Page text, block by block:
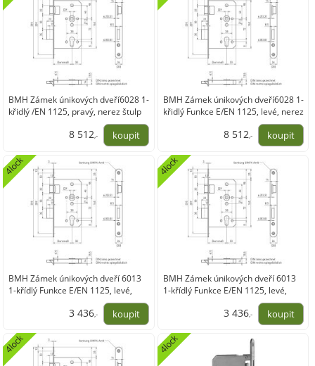
BMH Zámek únikových dveří6028 1-
křidlý /EN 1125, pravý, nerez štulp
8 512,-
BMH Zámek únikových dveří6028 1-
křidlý Funkce E/EN 1125, levé, nerez
8 512,-
BMH Zámek únikových dveří 6013
1-křídlý Funkce E/EN 1125, levé,
4lock
3 436,-
BMH Zámek únikových dveří 6013
1-křídlý Funkce E/EN 1125, levé,
4lock
3 436,-
4lock 4lock